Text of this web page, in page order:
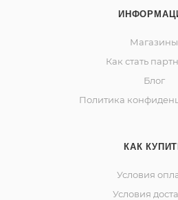
Магазины
Как стать
Блог
Политика
КАК
Условия
Условия